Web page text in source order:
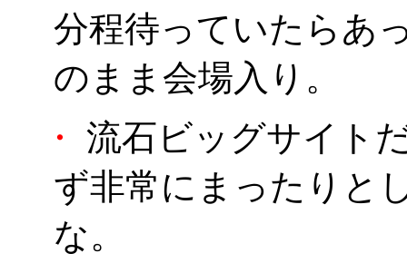
分程待っていたらあ
のまま会場入り。
・
流石ビッグサイト
ず非常にまったりと
な。